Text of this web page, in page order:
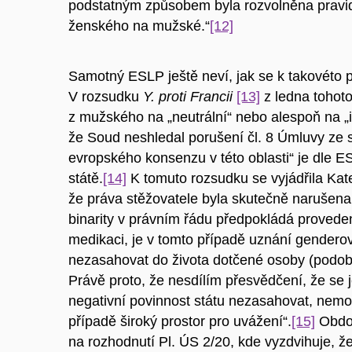
podstatným způsobem byla rozvolněna
ženského na mužské.“[12]
Samotný ESLP ještě neví, jak se k takovéto
V rozsudku Y. proti Francii [13] z ledna
z mužského na „neutrální“ nebo alespoň na
že Soud neshledal porušení čl. 8 Úmluvy ze
evropského konsenzu v této oblasti“ je dle
státě.[14] K tomuto rozsudku se vyjádřila
že práva stěžovatele byla skutečně
binarity v právním řádu předpokládá
medikaci, je v tomto případě uznání
nezasahovat do života dotčené osoby
Právě proto, že nesdílím přesvědčení, že
negativní povinnost státu nezasahovat,
případě široký prostor pro uvážení“.[15]
na rozhodnutí Pl. ÚS 2/20, kde vyzdvihuje,